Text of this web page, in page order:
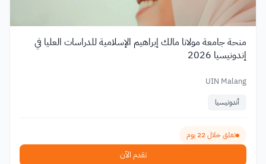
منحة جامعة مولانا مالك إبراهيم الإسلامية للدراسات العليا في
إندونيسيا 2026
UIN Malang
أندونيسيا
تغلق خلال 22 يوم
تقدم الآن